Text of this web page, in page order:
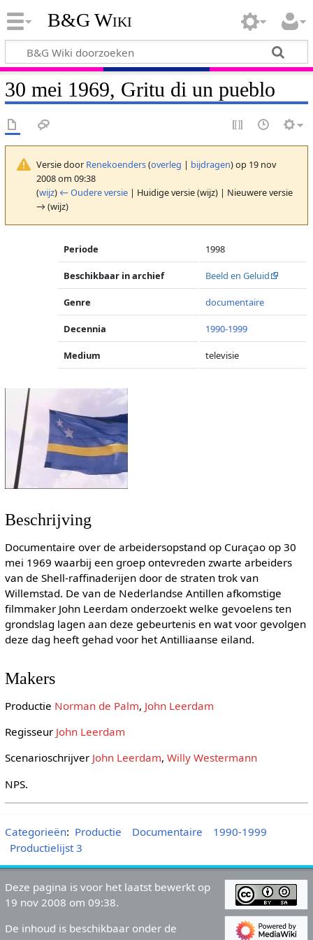
B&G Wiki
30 mei 1969, Gritu di un pueblo
Versie door Renekoenders(overleg | bijdragen)op 19 nov
2008 om 09:38
(wijz) ← Oudere versie| Huidige versie (wijz) | Nieuwere versie
→ (wijz)
Periode 1998
Beschikbaar in archief Beeld en Geluid
Genre documentaire
Decennia 1990-1999
Medium televisie
Beschrijving
Documentaire over de arbeidersopstand op Curaçao op 30
mei 1969 waarbij een groep ontevreden zwarte arbeiders
van de Shell-raffinaderijen door de straten trok van
Willemstad. De van de Nederlandse Antillen afkomstige
filmmaker John Leerdam onderzoekt welke gevoelens ten
grondslag lagen aan deze gebeurtenis en wat voor gevolgen
deze dag heeft gehad voor het Antilliaanse eiland.
Makers
Productie Norman de Palm, John Leerdam
Regisseur John Leerdam
Scenarioschrijver John Leerdam, Willy Westermann
NPS.
Categorieën: Productie Documentaire
1990-1999
Productielijst 3
Deze pagina is voor het laatst bewerkt op
19 nov 2008 om 09:38.
De inhoud is beschikbaar onder de